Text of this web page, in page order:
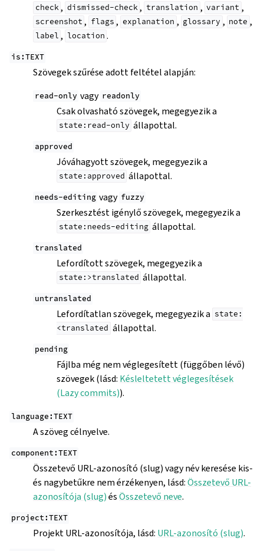
check , dismissed-check , translation , variant ,
screenshot , flags , explanation , glossary , note ,
label , location .
is:TEXT
Szövegek szűrése adott feltétel alapján:
read-only vagy readonly
Csak olvasható szövegek, megegyezik a
state:read-only állapottal.
approved
Jóváhagyott szövegek, megegyezik a
state:approved állapottal.
needs-editing vagy fuzzy
Szerkesztést igénylő szövegek, megegyezik a
state:needs-editing állapottal.
translated
Lefordított szövegek, megegyezik a
state:>translated állapottal.
untranslated
Lefordítatlan szövegek, megegyezik a state:
<translated állapottal.
pending
Fájlba még nem véglegesített (függőben lévő)
szövegek (lásd: Késleltetett véglegesítések
(Lazy commits)).
language:TEXT
A szöveg célnyelve.
component:TEXT
Összetevő URL-azonosító (slug) vagy név keresése kis-
és nagybetűkre nem érzékenyen, lásd:Összetevő URL-
azonosítója (slug)ésÖsszetevő neve.
project:TEXT
Projekt URL-azonosítója, lásd: URL-azonosító (slug).